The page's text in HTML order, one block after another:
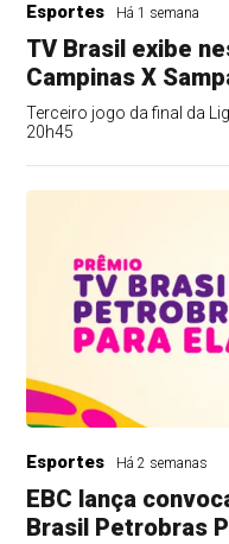
Esportes Há 1 semana
TV Brasil exibe
Campinas X
Terceiro jogo da final da
20h45
Esportes Há 2 semanas
EBC lança
Brasil Petrobras